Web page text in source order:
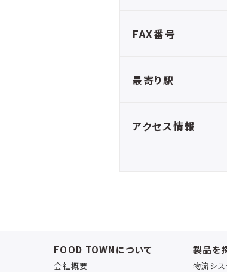
FAX番号
最寄り駅
アクセス情報
FOOD TOWNについて
会社概要
製品を
物流シス